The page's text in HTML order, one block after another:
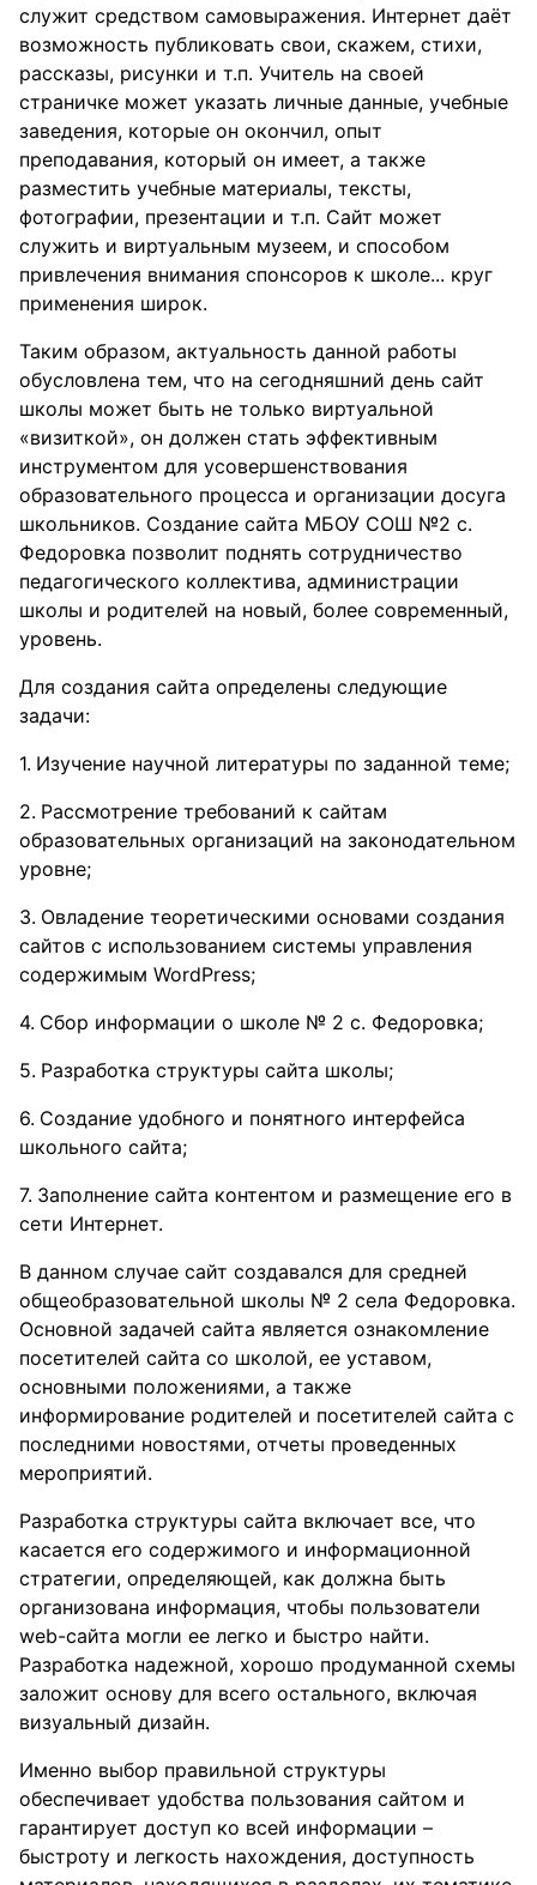
служит средством самовыражения. Интернет даёт
возможность публиковать свои, скажем, стихи,
рассказы, рисунки и т.п. Учитель на своей
страничке может указать личные данные, учебные
заведения, которые он окончил, опыт
преподавания, который он имеет, а также
разместить учебные материалы, тексты,
фотографии, презентации и т.п. Сайт может
служить и виртуальным музеем, и способом
привлечения внимания спонсоров к школе... круг
применения широк.
Таким образом, актуальность данной работы
обусловлена тем, что на сегодняшний день сайт
школы может быть не только виртуальной
«визиткой», он должен стать эффективным
инструментом для усовершенствования
образовательного процесса и организации досуга
школьников. Создание сайта МБОУ СОШ №2 с.
Федоровка позволит поднять сотрудничество
педагогического коллектива, администрации
школы и родителей на новый, более современный,
уровень.
Для создания сайта определены следующие
задачи:
Изучение научной литературы по заданной теме;
Рассмотрение требований к сайтам
образовательных организаций на законодательном
уровне;
Овладение теоретическими основами создания
сайтов с использованием системы управления
содержимым WordPress;
Сбор информации о школе № 2 с. Федоровка;
Разработка структуры сайта школы;
Создание удобного и понятного интерфейса
школьного сайта;
Заполнение сайта контентом и размещение его в
сети Интернет.
В данном случае сайт создавался для средней
общеобразовательной школы № 2 села Федоровка.
Основной задачей сайта является ознакомление
посетителей сайта со школой, ее уставом,
основными положениями, а также
информирование родителей и посетителей сайта с
последними новостями, отчеты проведенных
мероприятий.
Разработка структуры сайта включает все, что
касается его содержимого и информационной
стратегии, определяющей, как должна быть
организована информация, чтобы пользователи
web-сайта могли ее легко и быстро найти.
Разработка надежной, хорошо продуманной схемы
заложит основу для всего остального, включая
визуальный дизайн.
Именно выбор правильной структуры
обеспечивает удобства пользования сайтом и
гарантирует доступ ко всей информации –
быстроту и легкость нахождения, доступность